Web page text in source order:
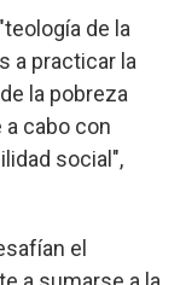
de la
a practicar la
la pobreza
a cabo con
social",
el